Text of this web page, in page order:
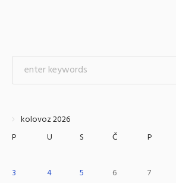
kolovoz 2026
P
U S Č P
3
4 5 6 7